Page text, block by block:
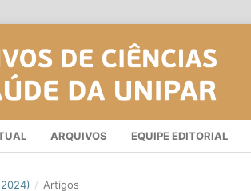
ARQUIVOS EQUIPE EDITORIAL
/ Artigos